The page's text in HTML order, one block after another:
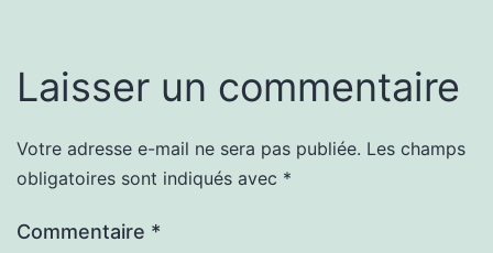
Laisser un commentaire
Votre adresse e-mail ne sera pas publiée. Les champs
obligatoires sont indiqués avec *
Commentaire *